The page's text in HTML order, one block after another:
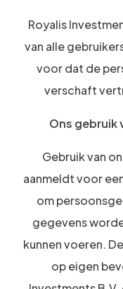
Royalis
van alle
voor dat de
verschaft
Ons gebruik
Gebruik van
aanmeldt voor
om
gegevens
kunnen voeren.
op eigen